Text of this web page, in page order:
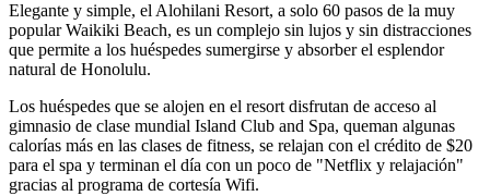
Elegante y simple, el Alohilani Resort, a solo 60 pasos de la muy
popular Waikiki Beach, es un complejo sin lujos y sin distracciones
que permite a los huéspedes sumergirse y absorber el esplendor
natural de Honolulu.
Los huéspedes que se alojen en el resort disfrutan de acceso al
gimnasio de clase mundial Island Club and Spa, queman algunas
calorías más en las clases de fitness, se relajan con el crédito de $20
para el spa y terminan el día con un poco de "Netflix y relajación"
gracias al programa de cortesía Wifi.